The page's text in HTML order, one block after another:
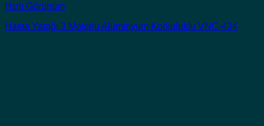
Hızlı Görünüm
Hasta Yatağı 3 Motorlu Alüminyum Korkuluklu VNC-434